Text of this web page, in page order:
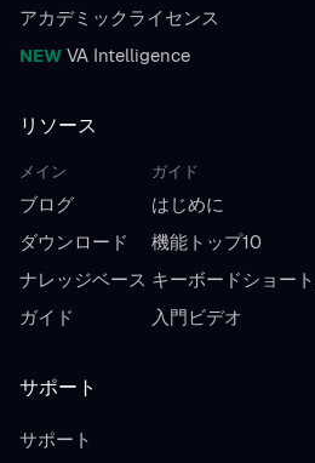
アカデミックライセンス
NEW VA Intelligence
リソース
メイン
ブログ
ダウンロード
ナレッジベース
ガイド
ガイド
はじめに
機能トップ10
キーボードショー
入門ビデオ
サポート
サポート